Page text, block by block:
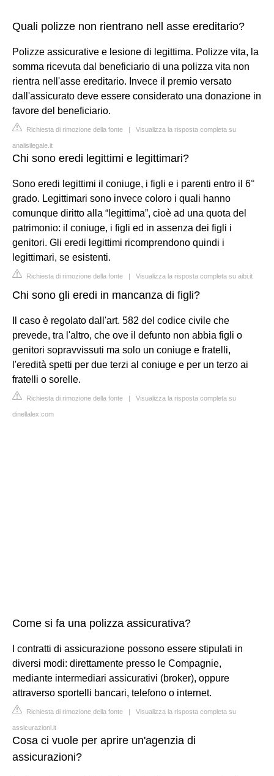
Quali polizze non rientrano nell asse ereditario?
Polizze assicurative e lesione di legittima. Polizze vita, la
somma ricevuta dal beneficiario di una polizza vita non
rientra nell'asse ereditario. Invece il premio versato
dall'assicurato deve essere considerato una donazione in
favore del beneficiario.
Richiesta di rimozione della fonte | Visualizza la risposta completa su
analisilegale.it
Chi sono eredi legittimi e legittimari?
Sono eredi legittimi il coniuge, i figli e i parenti entro il 6°
grado. Legittimari sono invece coloro i quali hanno
comunque diritto alla “legittima”, cioè ad una quota del
patrimonio: il coniuge, i figli ed in assenza dei figli i
genitori. Gli eredi legittimi ricomprendono quindi i
legittimari, se esistenti.
Richiesta di rimozione della fonte | Visualizza la risposta completa su aibi.it
Chi sono gli eredi in mancanza di figli?
Il caso è regolato dall'art. 582 del codice civile che
prevede, tra l'altro, che ove il defunto non abbia figli o
genitori sopravvissuti ma solo un coniuge e fratelli,
l'eredità spetti per due terzi al coniuge e per un terzo ai
fratelli o sorelle.
Richiesta di rimozione della fonte | Visualizza la risposta completa su
dinellalex.com
Come si fa una polizza assicurativa?
I contratti di assicurazione possono essere stipulati in
diversi modi: direttamente presso le Compagnie,
mediante intermediari assicurativi (broker), oppure
attraverso sportelli bancari, telefono o internet.
Richiesta di rimozione della fonte | Visualizza la risposta completa su
assicurazioni.it
Cosa ci vuole per aprire un'agenzia di
assicurazioni?